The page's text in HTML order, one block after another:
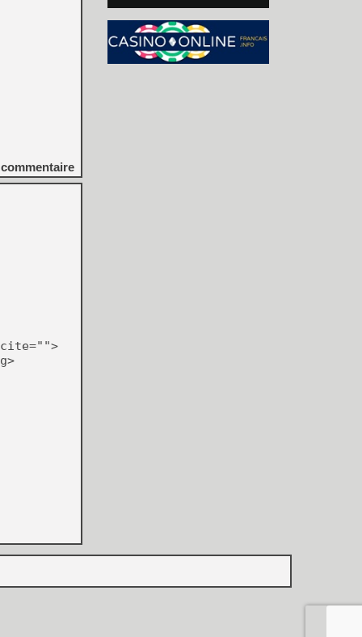
commentaire